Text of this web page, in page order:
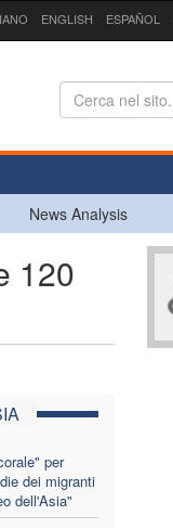
ENGLISH ESPAÑOL
News Analysis
120
per
dei migranti
dell'Asia"